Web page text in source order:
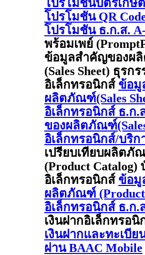
โปรโมชันบัตรเกษ
โปรโมชัน QR
โปรโมชัน ธ.ก.ส.
พร้อมเพย์
ข้อมูลสำคัญของผ
(Sales Sheet) ธุรก
อิเล็กทรอนิกส์ ข้อมู
ผลิตภัณฑ์(Sales
อิเล็กทรอนิกส์ ธ.ก.
ของผลิตภัณฑ์
อิเล็กทรอนิกส์/บริก
เปรียบเทียบผลิตภั
(Product Catalog)
อิเล็กทรอนิกส์ ข้อมู
ผลิตภัณฑ์ (Product
อิเล็กทรอนิกส์ ธ.ก.
เงินฝากอิเล็กทรอนิ
เงินฝากและทะเบี
ผ่าน BAAC Mobile